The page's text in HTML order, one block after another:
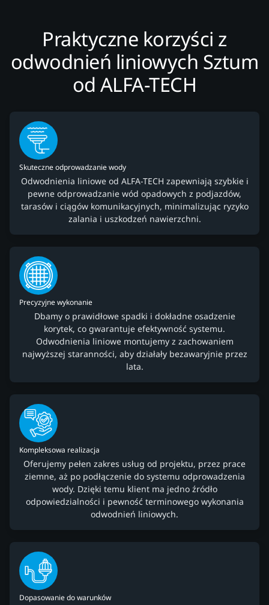
Praktyczne korzyści z
odwodnień liniowych Sztum
od ALFA-TECH
Skuteczne odprowadzanie wody
Odwodnienia liniowe od ALFA-TECH zapewniają szybkie i
pewne odprowadzanie wód opadowych z podjazdów,
tarasów i ciągów komunikacyjnych, minimalizując ryzyko
zalania i uszkodzeń nawierzchni.
Precyzyjne wykonanie
Dbamy o prawidłowe spadki i dokładne osadzenie
korytek, co gwarantuje efektywność systemu.
Odwodnienia liniowe montujemy z zachowaniem
najwyższej staranności, aby działały bezawaryjnie przez
lata.
Kompleksowa realizacja
Oferujemy pełen zakres usług od projektu, przez prace
ziemne, aż po podłączenie do systemu odprowadzenia
wody. Dzięki temu klient ma jedno źródło
odpowiedzialności i pewność terminowego wykonania
odwodnień liniowych.
Dopasowanie do warunków